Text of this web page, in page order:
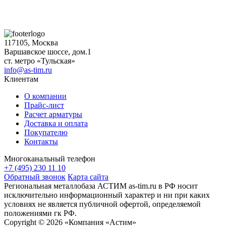
117105, Москва
Варшавское шоссе, дом.1
ст. метро «Тульская»
info@as-tim.ru
Клиентам
О компании
Прайс-лист
Расчет арматуры
Доставка и оплата
Покупателю
Контакты
Многоканальный телефон
+7 (495) 230 11 10
Обратный звонок Карта сайта
Региональная металлобаза АСТИМ as-tim.ru в РФ носит
исключительно информационный характер и ни при каких
условиях не является публичной офертой, определяемой
положениями гк РФ.
Copyright © 2026 «Компания «Астим»